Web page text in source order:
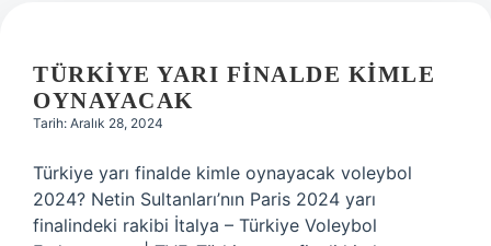
TÜRKIYE YARI FINALDE KIMLE
OYNAYACAK
Tarih: Aralık 28, 2024
Türkiye yarı finalde kimle oynayacak voleybol
2024? Netin Sultanları’nın Paris 2024 yarı
finalindeki rakibi İtalya – Türkiye Voleybol